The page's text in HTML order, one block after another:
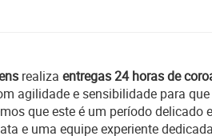
realiza entregas 24 horas de
agilidade e sensibilidade para
que este é um período
e uma equipe experiente